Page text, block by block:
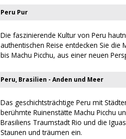
Peru Pur
Die faszinierende Kultur von Peru
authentischen Reise entdecken Sie die
bis Machu Picchu, aus einer neuen
Peru, Brasilien - Anden und Meer
Das geschichtsträchtige Peru mit
berühmte Ruinenstätte Machu Picchu
Brasiliens Traumstadt Rio und die
Staunen und träumen ein.